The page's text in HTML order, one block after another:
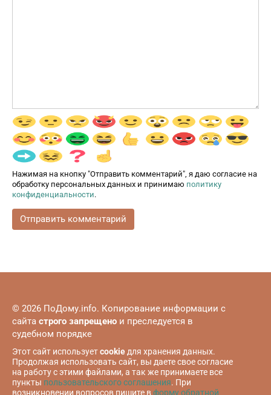
Нажимая на кнопку "Отправить комментарий", я даю согласие на
обработку персональных данных и принимаю политику
конфиденциальности.
© 2026 ПоДому.info. Копирование информации с
сайта строго запрещено и преследуется в
судебном порядке
Этот сайт используетcookieдля хранения данных.
Продолжая использовать сайт, вы даете свое согласие
на работу с этими файлами, а так же принимаете все
пункты пользовательского соглашения. При
возникновении вопросов пишите вформу обратной